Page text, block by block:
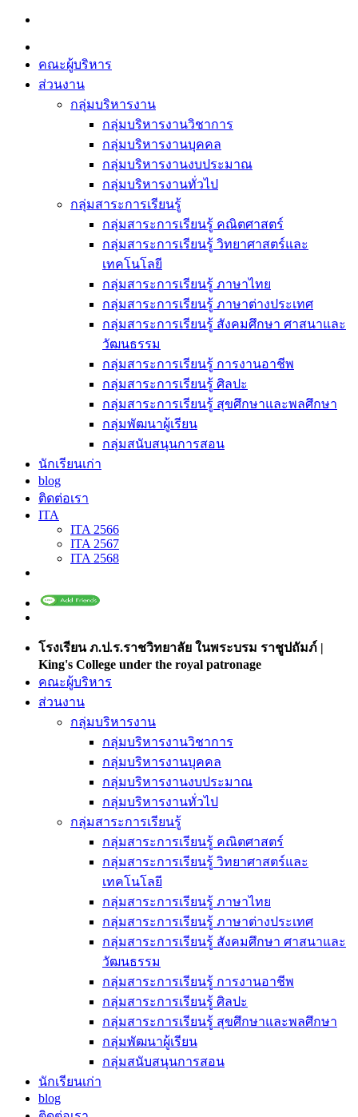
Skip
content
คณะผู้บริหาร
ส่วนงาน
กลุ่มบริหารงาน
กลุ่มบริหารงานวิชาการ
กลุ่มบริหารงานบุคคล
กลุ่มบริหารงานงบประมาณ
กลุ่มบริหารงานทั่วไป
กลุ่มสาระการเรียนรู้
กลุ่มสาระการเรียนรู้ คณิตศาสตร์
กลุ่มสาระการเรียนรู้ วิทยาศาสตร์และ
เทคโนโลยี
กลุ่มสาระการเรียนรู้ ภาษาไทย
กลุ่มสาระการเรียนรู้ ภาษาต่างประเทศ
กลุ่มสาระการเรียนรู้ สังคมศึกษา ศาสนาและ
วัฒนธรรม
กลุ่มสาระการเรียนรู้ การงานอาชีพ
กลุ่มสาระการเรียนรู้ ศิลปะ
กลุ่มสาระการเรียนรู้ สุขศึกษาและพลศึกษา
กลุ่มพัฒนาผู้เรียน
กลุ่มสนับสนุนการสอน
นักเรียนเก่า
blog
ติดต่อเรา
ITA
ITA 2566
ITA 2567
ITA 2568
โรงเรียน ภ.ป.ร.ราชวิทยาลัย ในพระบรม ราชูปถัมภ์ |
King's College under the royal patronage
คณะผู้บริหาร
ส่วนงาน
กลุ่มบริหารงาน
กลุ่มบริหารงานวิชาการ
กลุ่มบริหารงานบุคคล
กลุ่มบริหารงานงบประมาณ
กลุ่มบริหารงานทั่วไป
กลุ่มสาระการเรียนรู้
กลุ่มสาระการเรียนรู้ คณิตศาสตร์
กลุ่มสาระการเรียนรู้ วิทยาศาสตร์และ
เทคโนโลยี
กลุ่มสาระการเรียนรู้ ภาษาไทย
กลุ่มสาระการเรียนรู้ ภาษาต่างประเทศ
กลุ่มสาระการเรียนรู้ สังคมศึกษา ศาสนาและ
วัฒนธรรม
กลุ่มสาระการเรียนรู้ การงานอาชีพ
กลุ่มสาระการเรียนรู้ ศิลปะ
กลุ่มสาระการเรียนรู้ สุขศึกษาและพลศึกษา
กลุ่มพัฒนาผู้เรียน
กลุ่มสนับสนุนการสอน
นักเรียนเก่า
blog